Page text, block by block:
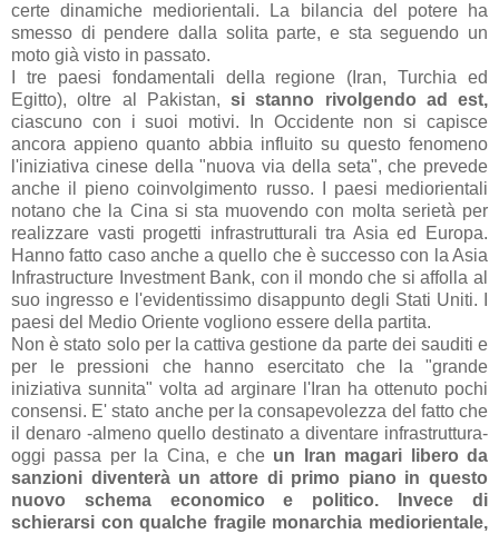
certe dinamiche mediorientali. La bilancia del potere ha
smesso di pendere dalla solita parte, e sta seguendo un
moto già visto in passato.
I tre paesi fondamentali della regione (Iran, Turchia ed
Egitto), oltre al Pakistan, si stanno rivolgendo ad est,
ciascuno con i suoi motivi. In Occidente non si capisce
ancora appieno quanto abbia influito su questo fenomeno
l'iniziativa cinese della "nuova via della seta", che prevede
anche il pieno coinvolgimento russo. I paesi mediorientali
notano che la Cina si sta muovendo con molta serietà per
realizzare vasti progetti infrastrutturali tra Asia ed Europa.
Hanno fatto caso anche a quello che è successo con la Asia
Infrastructure Investment Bank, con il mondo che si affolla al
suo ingresso e l'evidentissimo disappunto degli Stati Uniti. I
paesi del Medio Oriente vogliono essere della partita.
Non è stato solo per la cattiva gestione da parte dei sauditi e
per le pressioni che hanno esercitato che la "grande
iniziativa sunnita" volta ad arginare l'Iran ha ottenuto pochi
consensi. E' stato anche per la consapevolezza del fatto che
il denaro -almeno quello destinato a diventare infrastruttura-
oggi passa per la Cina, e cheun Iran magari libero da
sanzioni diventerà un attore di primo piano in questo
nuovo schema economico e politico. Invece di
schierarsi con qualche fragile monarchia mediorientale,